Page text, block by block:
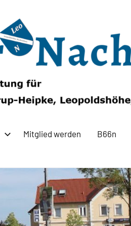
Mitglied werden B66n